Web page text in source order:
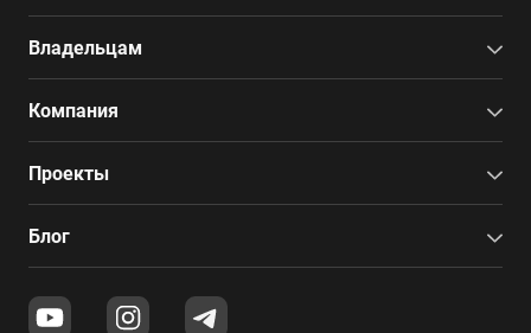
Владельцам
Компания
Проекты
Блог